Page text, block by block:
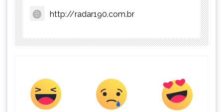
http://radar190.com.br